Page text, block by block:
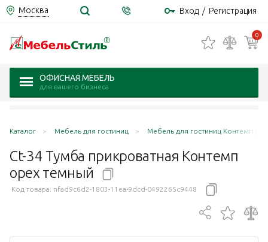
Москва Вход / Регистрация
0
ОФИСНАЯ МЕБЕЛЬ
для вашего бизнеса
Каталог Мебель для гостиниц Мебель для гостиниц Контемп /
Ct-34 Тумба прикроватная Контемп
орех темный
Код товара: nfad9c6d2-1803-11ea-9dcd-0492265c9448